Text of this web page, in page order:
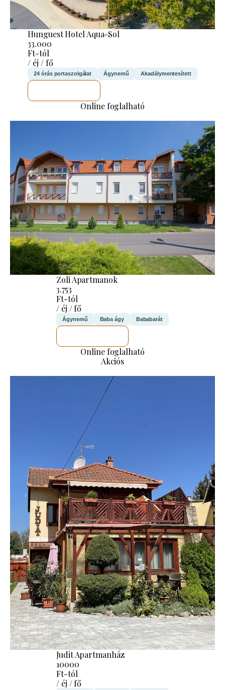
Hunguest Hotel Aqua-Sol
33.000
Ft-tól
/ éj / fő
24 órás portaszolgálat Ágynemű Akadálymentesített
Online foglalható
Zoli Apartmanok
3.753
Ft-tól
/ éj / fő
Ágynemű Baba ágy Bababarát
Online foglalható
Akciós
Judit Apartmanház
10000
Ft-tól
/ éj / fő